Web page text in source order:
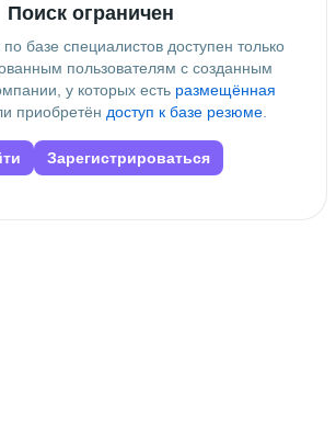
Поиск ограничен
базе специалистов доступен только
пользователям с созданным
у которых есть размещённая
приобретён доступ к базе резюме.
Зарегистрироваться